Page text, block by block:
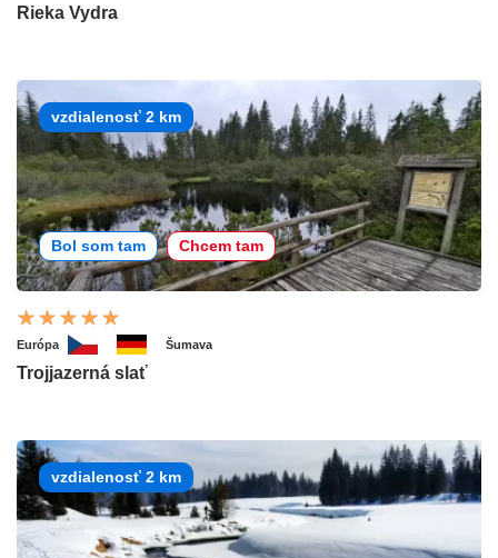
Rieka Vydra
vzdialenosť 2 km
Bol som tam Chcem tam
Európa Šumava
Trojjazerná slať
vzdialenosť 2 km